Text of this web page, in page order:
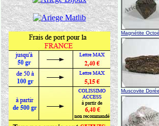
Magnétite
Muscovite Dorée